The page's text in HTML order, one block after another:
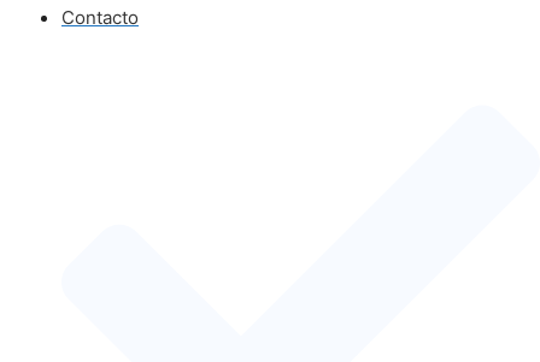
Contacto